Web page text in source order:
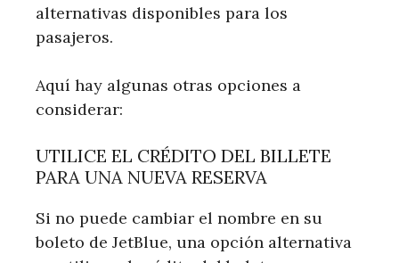
alternativas disponibles para los
pasajeros.
Aquí hay algunas otras opciones a
considerar:
UTILICE EL CRÉDITO DEL BILLETE
PARA UNA NUEVA RESERVA
Si no puede cambiar el nombre en su
boleto de JetBlue, una opción alternativa